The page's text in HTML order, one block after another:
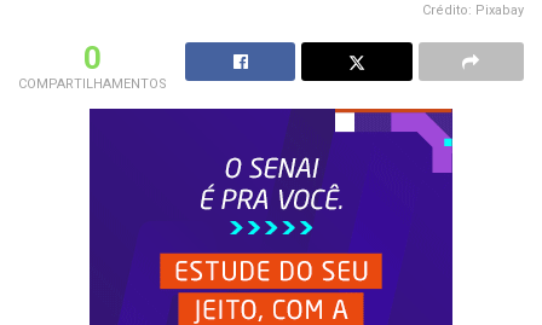
Crédito: Pixabay
0
COMPARTILHAMENTOS